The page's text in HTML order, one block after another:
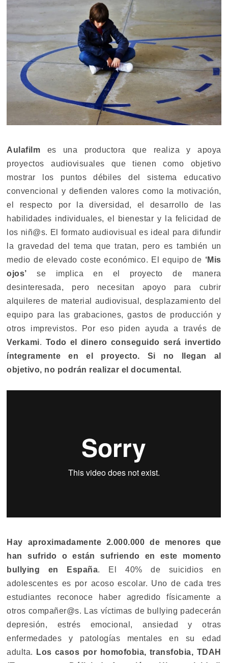
Aulafilm es una productora que realiza y apoya
proyectos audiovisuales que tienen como objetivo
mostrar los puntos débiles del sistema educativo
convencional y defienden valores como la motivación,
el respecto por la diversidad, el desarrollo de las
habilidades individuales, el bienestar y la felicidad de
los niñ@s. El formato audiovisual es ideal para difundir
la gravedad del tema que tratan, pero es también un
medio de elevado coste económico. El equipo de ‘Mis
ojos’ se implica en el proyecto de manera
desinteresada, pero necesitan apoyo para cubrir
alquileres de material audiovisual, desplazamiento del
equipo para las grabaciones, gastos de producción y
otros imprevistos. Por eso piden ayuda a través de
Verkami. Todo el dinero conseguido será invertido
íntegramente en el proyecto. Si no llegan al
objetivo, no podrán realizar el documental.
Hay aproximadamente 2.000.000 de menores que
han sufrido o están sufriendo en este momento
bullying en España. El 40% de suicidios en
adolescentes es por acoso escolar. Uno de cada tres
estudiantes reconoce haber agredido físicamente a
otros compañer@s. Las víctimas de bullying padecerán
depresión, estrés emocional, ansiedad y otras
enfermedades y patologías mentales en su edad
adulta.
Los casos por homofobia, transfobia, TDAH